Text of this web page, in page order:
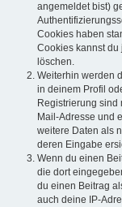
angemeldet bist)
Cookies haben
Cookies kannst du
löschen.
Weiterhin werden
in deinem Profil
Registrierung sind
Mail-Adresse und
weitere Daten als
deren Eingabe
Wenn du einen
die dort
du einen Beitrag
auch deine IP-